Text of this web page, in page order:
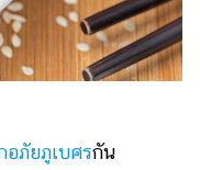
อภัยภูเบศรกัน